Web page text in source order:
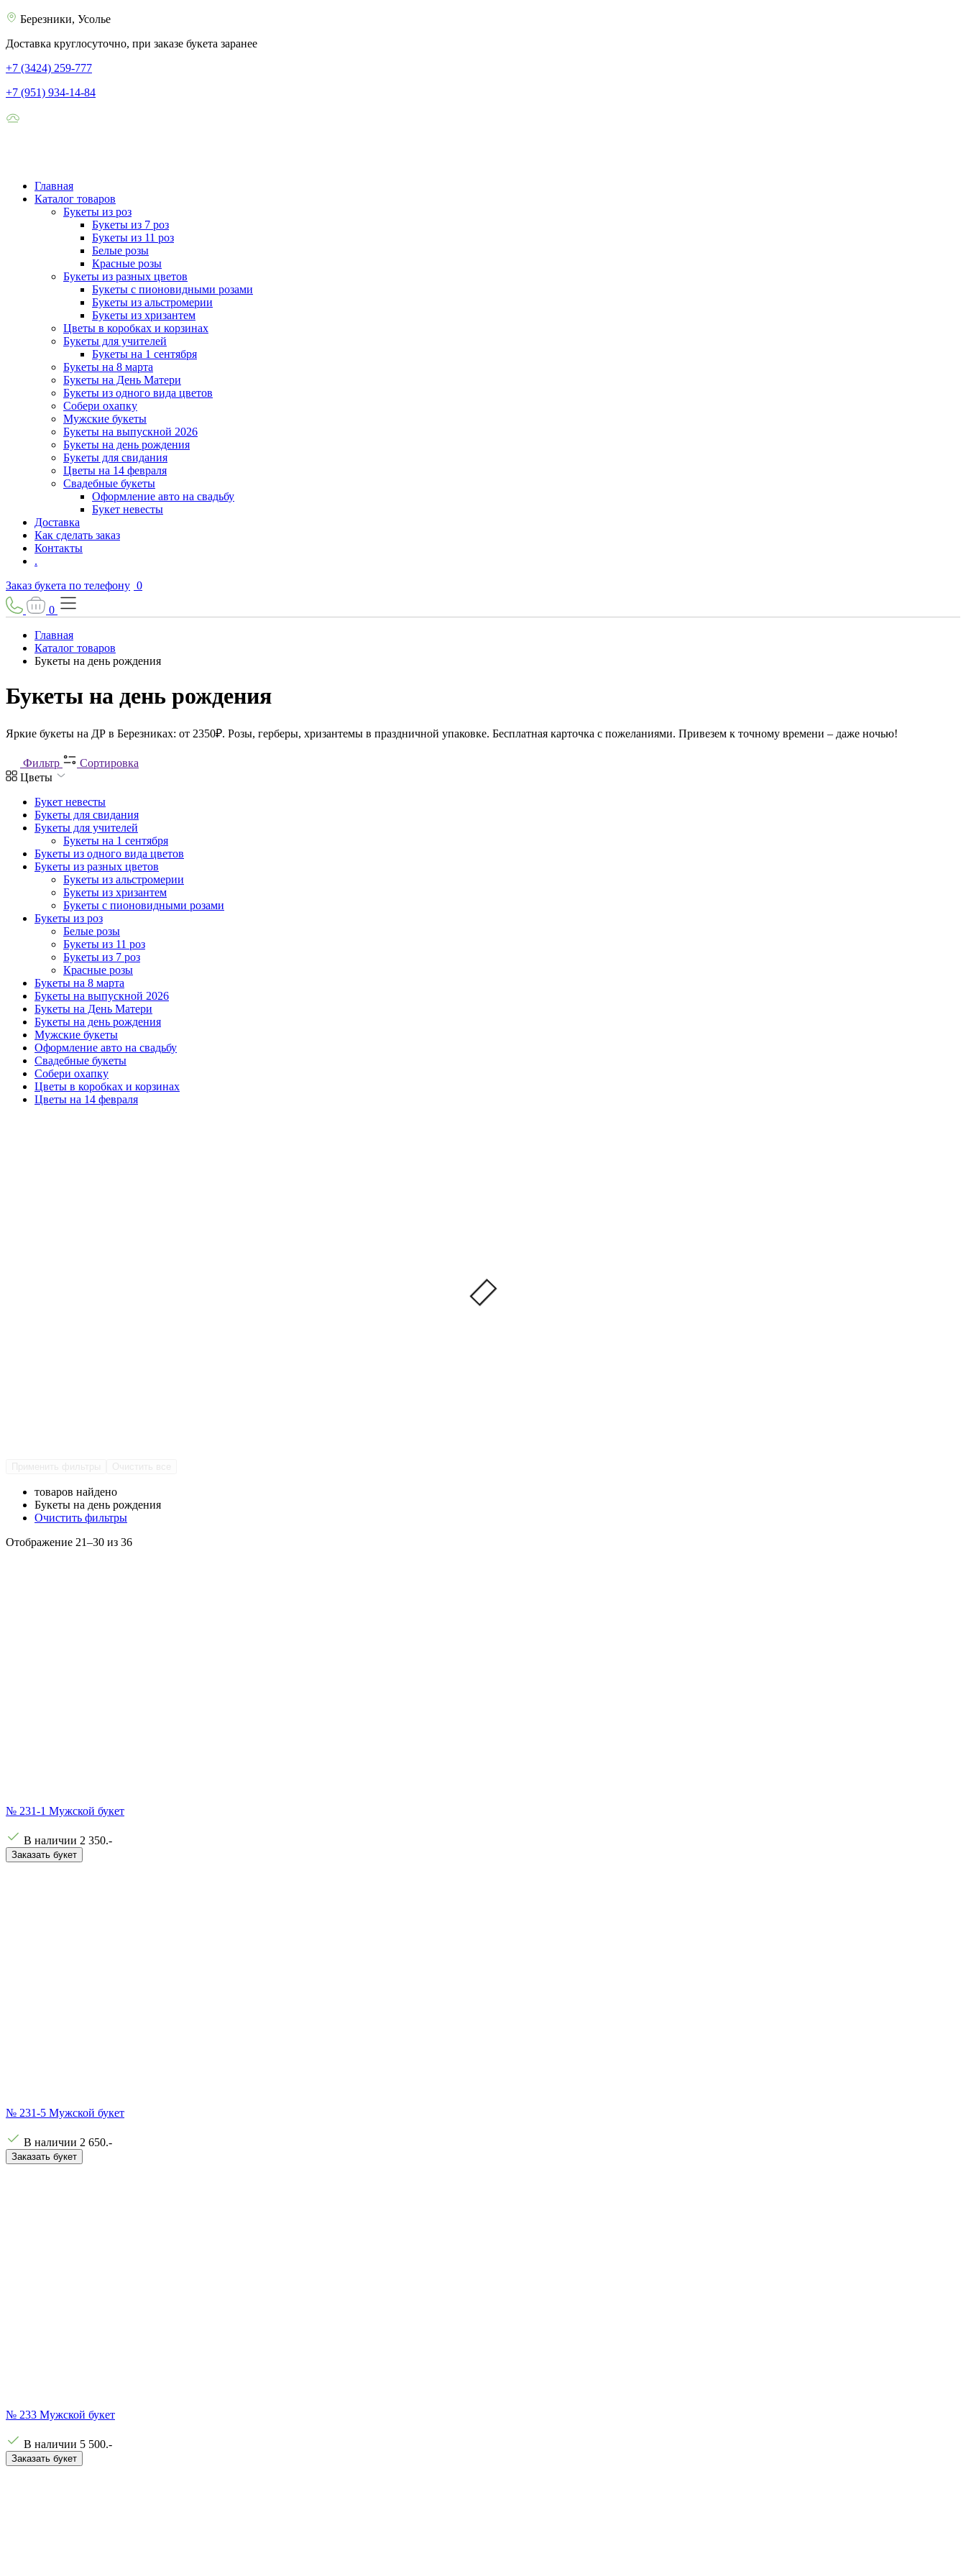
Березники, Усолье
Доставка круглосуточно, при заказе букета заранее
+7 (3424) 259-777
+7 (951) 934-14-84
Главная
Каталог товаров
Букеты из роз
Букеты из 7 роз
Букеты из 11 роз
Белые розы
Красные розы
Букеты из разных цветов
Букеты с пионовидными розами
Букеты из альстромерии
Букеты из хризантем
Цветы в коробках и корзинах
Букеты для учителей
Букеты на 1 сентября
Букеты на 8 марта
Букеты на День Матери
Букеты из одного вида цветов
Собери охапку
Мужские букеты
Букеты на выпускной 2026
Букеты на день рождения
Букеты для свидания
Цветы на 14 февраля
Свадебные букеты
Оформление авто на свадьбу
Букет невесты
Доставка
Как сделать заказ
Контакты
.
Заказ букета по телефону 0
0
Главная
Каталог товаров
Букеты на день рождения
Букеты на день рождения
Яркие букеты на ДР в Березниках: от 2350₽. Розы, герберы, хризантемы в праздничной упаковке. Бесплатная карточка с пожеланиями. Привезем к точному времени – даже ночью!
Фильтр
Сортировка
Цветы
Букет невесты
Букеты для свидания
Букеты для учителей
Букеты на 1 сентября
Букеты из одного вида цветов
Букеты из разных цветов
Букеты из альстромерии
Букеты из хризантем
Букеты с пионовидными розами
Букеты из роз
Белые розы
Букеты из 11 роз
Букеты из 7 роз
Красные розы
Букеты на 8 марта
Букеты на выпускной 2026
Букеты на День Матери
Букеты на день рождения
Мужские букеты
Оформление авто на свадьбу
Свадебные букеты
Собери охапку
Цветы в коробках и корзинах
Цветы на 14 февраля
товаров найдено
Букеты на день рождения
Очистить фильтры
Отображение 21–30 из 36
№ 231-1 Мужской букет
В наличии 2 350.-
Заказать букет
№ 231-5 Мужской букет
В наличии 2 650.-
Заказать букет
№ 233 Мужской букет
В наличии 5 500.-
Заказать букет